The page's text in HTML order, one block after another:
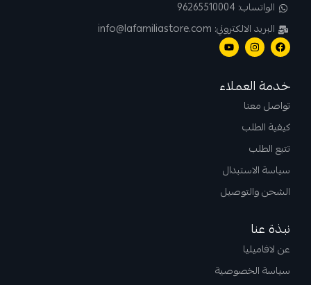
الواتساب: 96265510004
البريد الالكتروني: info@lafamiliastore.com
خدمة العملاء
تواصل معنا
كيفية الطلب
تتبع الطلب
سياسة الاستبدال
الشحن والتوصيل
نبذة عنا
عن لافاميليا
سياسة الخصوصية